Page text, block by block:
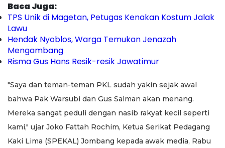
Baca Juga:
TPS Unik di Magetan, Petugas Kenakan Kostum Jalak
Lawu
Hendak Nyoblos, Warga Temukan Jenazah
Mengambang
Risma Gus Hans Resik-resik Jawatimur
"Saya dan teman-teman PKL sudah yakin sejak awal
bahwa Pak Warsubi dan Gus Salman akan menang.
Mereka sangat peduli dengan nasib rakyat kecil seperti
kami," ujar Joko Fattah Rochim, Ketua Serikat Pedagang
Kaki Lima (SPEKAL) Jombang kepada awak media, Rabu